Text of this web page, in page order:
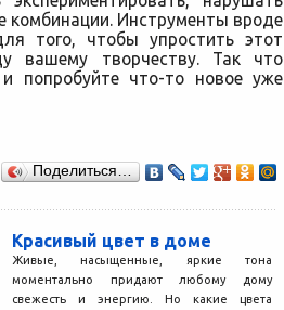
комбинации. Инструменты вроде
того, чтобы упростить этот
вашему творчеству. Так что
попробуйте что-то новое уже
Поделиться…
Красивый цвет в доме
Живые, насыщенные, яркие тона
моментально придают любому дому
свежесть и энергию. Но какие цвета